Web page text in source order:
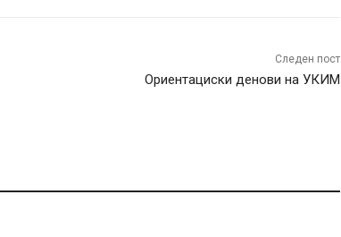
Следен пост
Ориентациски денови на УКИМ